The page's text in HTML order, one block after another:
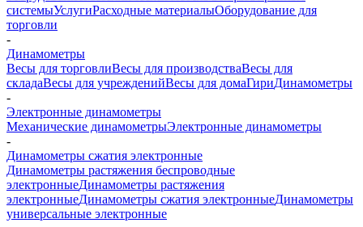
системыУслугиРасходные материалыОборудование для
торговли
-
Динамометры
Весы для торговлиВесы для производстваВесы для
складаВесы для учрежденийВесы для домаГириДинамометры
-
Электронные динамометры
Механические динамометрыЭлектронные динамометры
-
Динамометры сжатия электронные
Динамометры растяжения беспроводные
электронныеДинамометры растяжения
электронныеДинамометры сжатия электронныеДинамометры
универсальные электронные